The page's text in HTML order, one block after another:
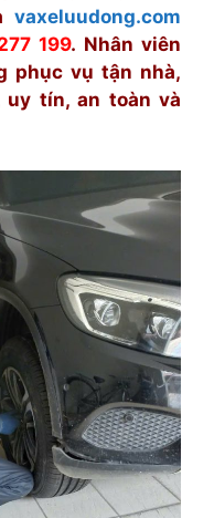
vaxeluudong.com
199. Nhân viên
phục vụ tận nhà,
uy tín, an toàn và